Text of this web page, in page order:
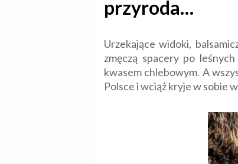
przyroda…
Urzekające widoki,
zmęczą spacery po
kwasem chlebowym. A
Polsce i wciąż kryje w sobie